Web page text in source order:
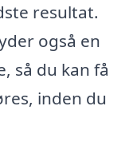
resultat.
også en
så du kan få
inden du